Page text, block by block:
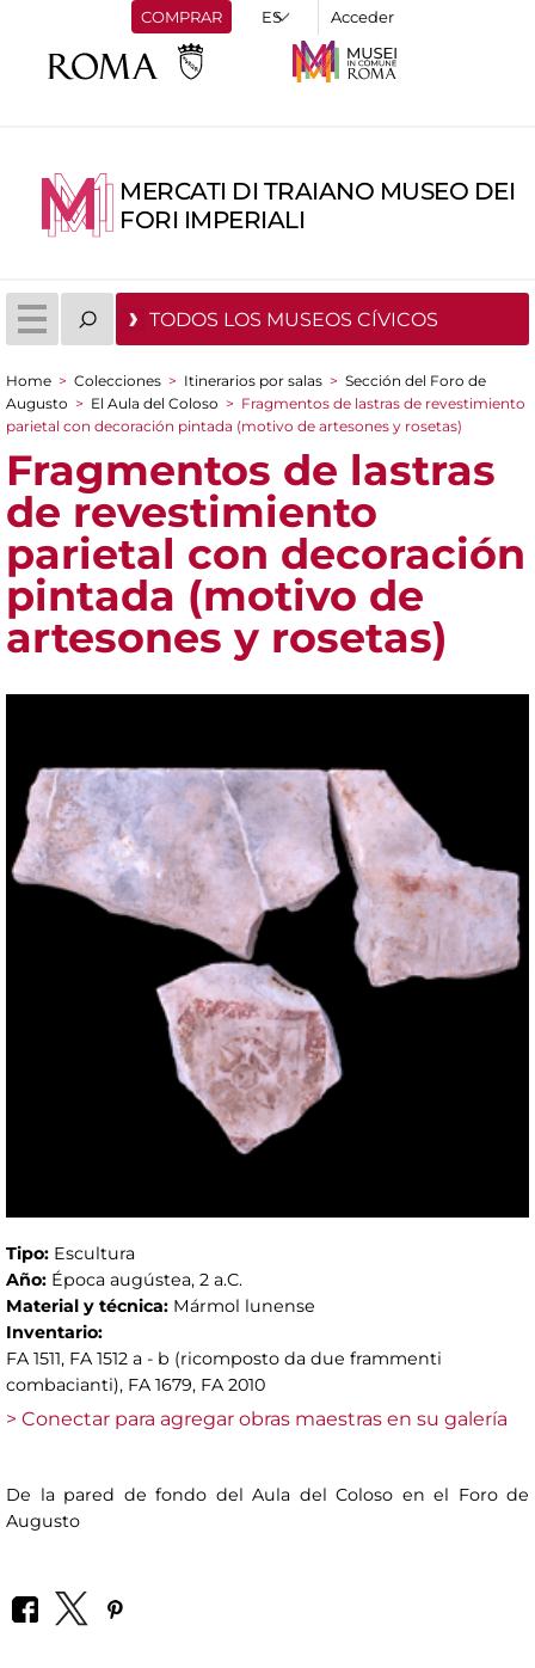
COMPRAR Acceder
MERCATI DI TRAIANO MUSEO DEI
FORI IMPERIALI
TODOS LOS MUSEOS CÍVICOS
You are here
Home > Colecciones > Itinerarios por salas > Sección del Foro de
Augusto > El Aula del Coloso > Fragmentos de lastras de revestimiento
parietal con decoración pintada (motivo de artesones y rosetas)
Fragmentos de lastras
de revestimiento
parietal con decoración
pintada (motivo de
artesones y rosetas)
Tipo: Escultura
Año: Época augústea, 2 a.C.
Material y técnica: Mármol lunense
Inventario:
FA 1511, FA 1512 a - b (ricomposto da due frammenti
combacianti), FA 1679, FA 2010
> Conectar para agregar obras maestras en su galería
De la pared de fondo del Aula del Coloso en el Foro de
Augusto